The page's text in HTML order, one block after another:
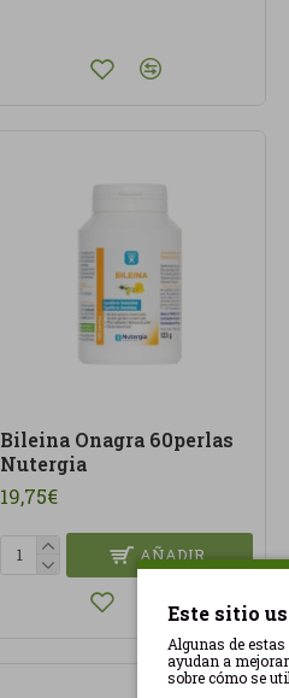
Bileina Onagra 60perlas
Nutergia
19,75€
AÑADIR
Este sitio
Algunas de
ayudan a
sobre cómo se